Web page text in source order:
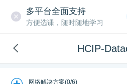
多平台全面支持
方便选课，随时随地学习
HCIP-
网络解决方案(0/6)